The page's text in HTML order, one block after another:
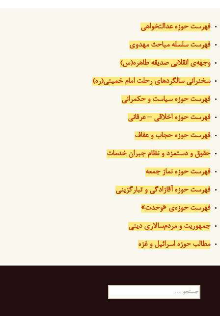
فهرست حوزه عدالتخواهی
فهرست سلسله مباحث مهدوی
وجهه‌ی انقلابی صدیقه طاهره(س)
سخنرانی سالگردهای رحلت امام خمینی(ره)
فهرست حوزه سیاست و حکمرانی
فهرست حوزه اخلاقی – عرفانی
فهرست حوزه حجاب و عفاف
حقوق و دستمزد و نظام جبران خدمات
فهرست حوزه نماز جمعه
فهرست حوزه آقازادگی و تبارگزینی
فهرست حوزه‌ی «وحدت»
جمهوریت و مردم‌سالاری دینی
مطالب حوزه اسرائیل و غزه
جستجو